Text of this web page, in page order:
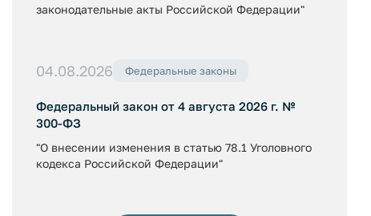
законодательные акты Российской Федерации"
04.08.2026 Федеральные законы
Федеральный закон от 4 августа 2026 г. №
300-ФЗ
"О внесении изменения в статью 78.1 Уголовного
кодекса Российской Федерации"